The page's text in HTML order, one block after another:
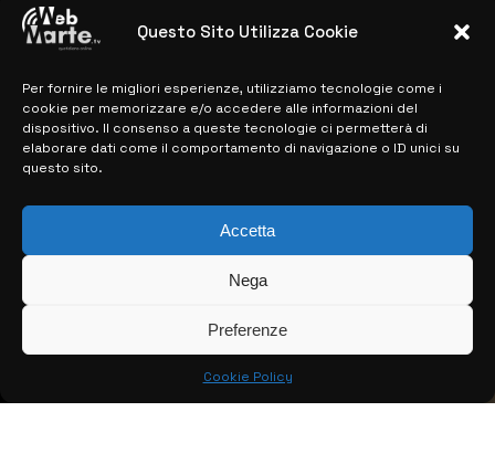
Questo Sito Utilizza Cookie
Per fornire le migliori esperienze, utilizziamo tecnologie come i
cookie per memorizzare e/o accedere alle informazioni del
dispositivo. Il consenso a queste tecnologie ci permetterà di
elaborare dati come il comportamento di navigazione o ID unici su
questo sito.
Accetta
Nega
Preferenze
Cookie Policy
MAPPA DEL SITO
> NOTIZIE